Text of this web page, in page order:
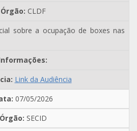
CLDF
sobre a ocupação de boxes nas
Link da Audiência
07/05/2026
SECID